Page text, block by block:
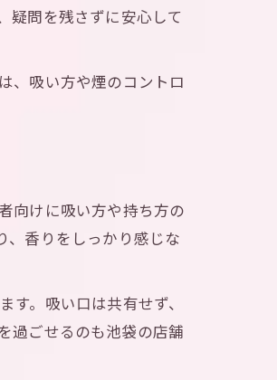
疑問を残さずに安心して
、吸い方や煙のコントロ
向けに吸い方や持ち方の
、香りをしっかり感じな
。吸い口は共有せず、
過ごせるのも池袋の店舗